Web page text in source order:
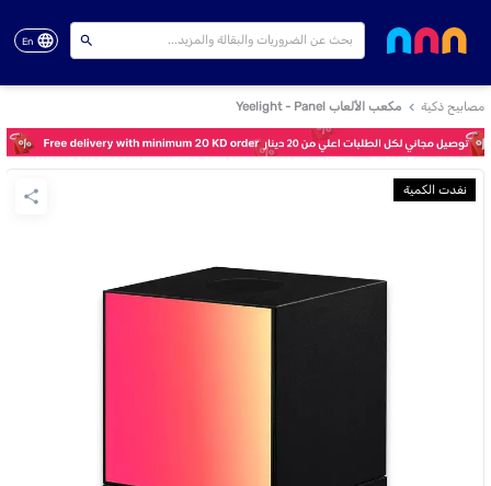
En
مصابيح ذكية مكعب الألعاب Yeelight - Panel
نفدت الكمية